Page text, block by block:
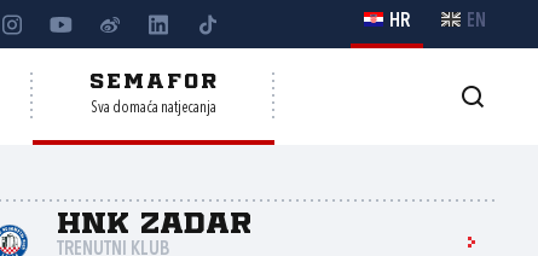
HR EN
SEMAFOR
Sva domaća natjecanja
HNK Zadar
TRENUTNI KLUB